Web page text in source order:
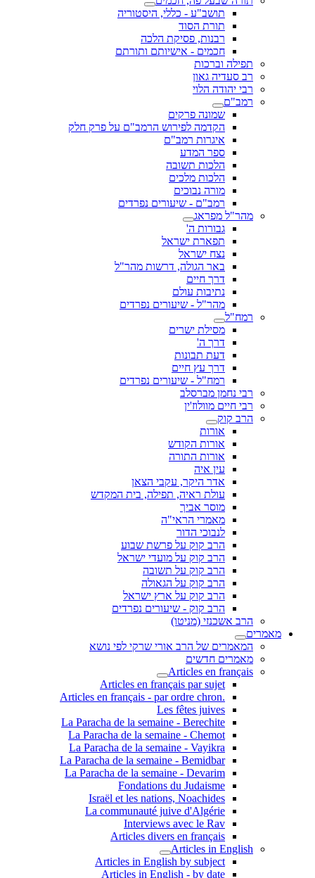
תושב"ע - כללי, היסטוריה
תורת הסוד
רבנות, פסיקת הלכה
חכמים - אישיותם ותורתם
תפילה וברכות
רב סעדיה גאון
רבי יהודה הלוי
רמב"ם
שמונה פרקים
הקדמה לפירוש הרמב"ם על פרק חלק
איגרות רמב"ם
ספר המדע
הלכות תשובה
הלכות מלכים
מורה נבוכים
רמב"ם - שיעורים נפרדים
מהר"ל מפראג
גבורות ה'
תפארת ישראל
נצח ישראל
באר הגולה, דרשות מהר"ל
דרך חיים
נתיבות עולם
מהר"ל - שיעורים נפרדים
רמח"ל
מסילת ישרים
דרך ה'
דעת תבונות
דרך עץ חיים
רמח"ל - שיעורים נפרדים
רבי נחמן מברסלב
רבי חיים מוולוז'ין
הרב קוק
אורות
אורות הקודש
אורות התורה
עין איה
אדר היקר, עקבי הצאן
עולת ראיה, תפילה, בית המקדש
מוסר אביך
מאמרי הראי"ה
לנבוכי הדור
הרב קוק על פרשת שבוע
הרב קוק על מועדי ישראל
הרב קוק על תשובה
הרב קוק על הגאולה
הרב קוק על ארץ ישראל
הרב קוק - שיעורים נפרדים
הרב אשכנזי (מניטו)
מאמרים
המאמרים של הרב אורי שרקי לפי נושא
מאמרים חדשים
Articles en français
Articles en français par sujet
.Articles en français - par ordre chron
Les fêtes juives
La Paracha de la semaine - Berechite
La Paracha de la semaine - Chemot
La Paracha de la semaine - Vayikra
La Paracha de la semaine - Bemidbar
La Paracha de la semaine - Devarim
Fondations du Judaisme
Israël et les nations, Noachides
La communauté juive d'Algérie
Interviews avec le Rav
Articles divers en français
Articles in English
Articles in English by subject
Articles in English - by date